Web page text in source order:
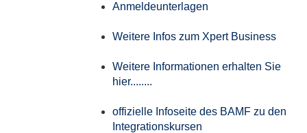
Anmeldeunterlagen
Weitere Infos zum Xpert Business
Weitere Informationen erhalten Sie
hier........
offizielle Infoseite des BAMF zu den
Integrationskursen